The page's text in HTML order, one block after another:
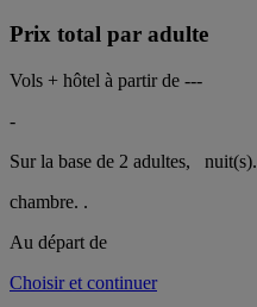
Prix total par adulte
Vols + hôtel à partir de ---
-
Sur la base de 2 adultes,
nuit(s).
chambre. .
Au départ de
Choisir et continuer